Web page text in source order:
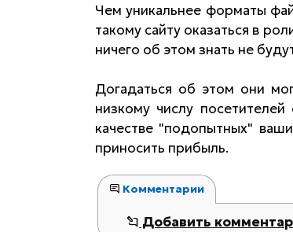
Чем уникальнее форматы
такому сайту оказаться в
ничего об этом знать не
Догадаться об этом они
низкому числу
качестве "подопытных"
приносить прибыль.
Комментарии
Добавить